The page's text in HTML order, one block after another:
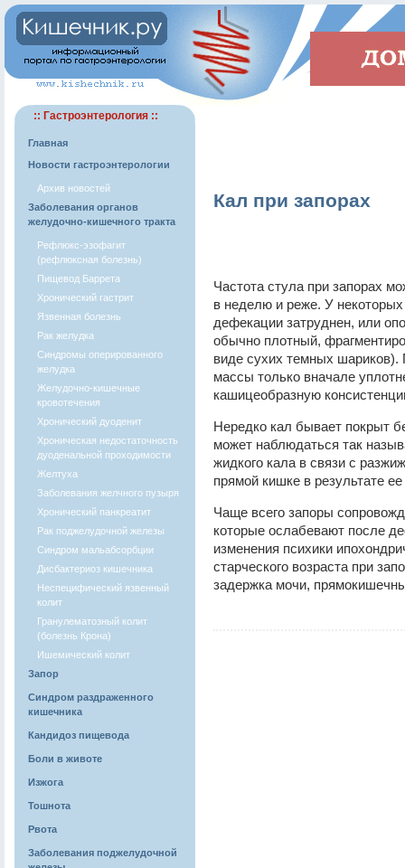
:: Гастроэнтерология ::
Главная
Новости гастроэнтерологии
Архив новостей
Заболевания органов
желудочно-кишечного тракта
Рефлюкс-эзофагит
(рефлюксная болезнь)
Пищевод Баррета
Хронический гастрит
Язвенная болезнь
Рак желудка
Синдромы оперированного
желудка
Желудочно-кишечные
кровотечения
Хронический дуоденит
Хроническая недостаточность
дуоденальной проходимости
Желтуха
Заболевания желчного пузыря
Хронический панкреатит
Рак поджелудочной железы
Синдром мальабсорбции
Дисбактериоз кишечника
Неспецифический язвенный
колит
Гранулематозный колит
(болезнь Крона)
Ишемический колит
Запор
Синдром раздраженного
кишечника
Кандидоз пищевода
Боли в животе
Изжога
Тошнота
Рвота
Заболевания поджелудочной
Кал при запорах
Частота стула при запорах
в неделю и реже. У
дефекации затруднен, или
обычно плотный,
виде сухих темных
массы только вначале
кашицеобразную
Нередко кал бывает покрыт
может наблюдаться так
жидкого кала в связи с
прямой кишке в результате
Чаще всего запоры
которые ослабевают после
изменения психики
старческого возраста при
задержка мочи,